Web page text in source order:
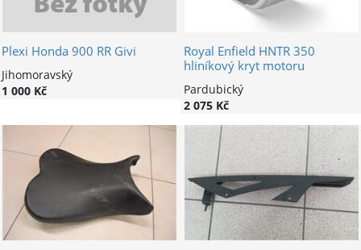
Plexi Honda 900 RR Givi
Jihomoravský
1 000 Kč
Royal Enfield HNTR 350
hliníkový kryt motoru
Pardubický
2 075 Kč